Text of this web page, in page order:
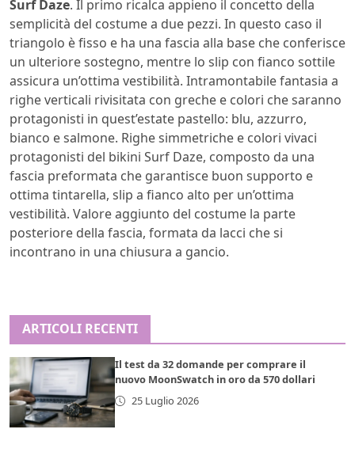
Surf Daze. Il primo ricalca appieno il concetto della
semplicità del costume a due pezzi. In questo caso il
triangolo è fisso e ha una fascia alla base che conferisce
un ulteriore sostegno, mentre lo slip con fianco sottile
assicura un’ottima vestibilità. Intramontabile fantasia a
righe verticali rivisitata con greche e colori che saranno
protagonisti in quest’estate pastello: blu, azzurro,
bianco e salmone. Righe simmetriche e colori vivaci
protagonisti del bikini Surf Daze, composto da una
fascia preformata che garantisce buon supporto e
ottima tintarella, slip a fianco alto per un’ottima
vestibilità. Valore aggiunto del costume la parte
posteriore della fascia, formata da lacci che si
incontrano in una chiusura a gancio.
ARTICOLI RECENTI
Il test da 32 domande per comprare il
nuovo MoonSwatch in oro da 570 dollari
25 Luglio 2026